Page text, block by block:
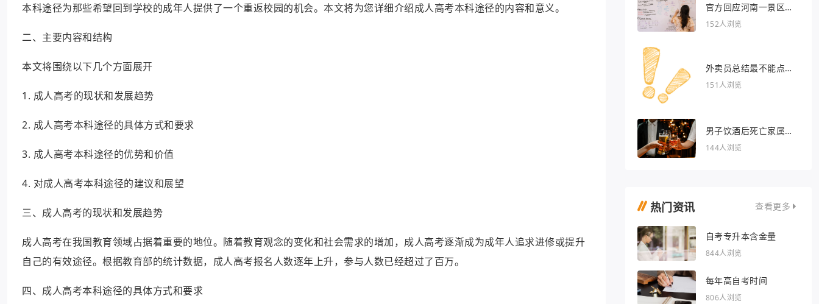
本科途径为那些希望回到学校的成年人提供了一个重返校园的机会。本文将为您详细介绍成人高考本科途径的内容和意义。
二、主要内容和结构
本文将围绕以下几个方面展开
1. 成人高考的现状和发展趋势
2. 成人高考本科途径的具体方式和要求
3. 成人高考本科途径的优势和价值
4. 对成人高考本科途径的建议和展望
三、成人高考的现状和发展趋势
成人高考在我国教育领域占据着重要的地位。随着教育观念的变化和社会需求的增加，成人高考逐渐成为成年人追求进修或提升
自己的有效途径。根据教育部的统计数据，成人高考报名人数逐年上升，参与人数已经超过了百万。
四、成人高考本科途径的具体方式和要求
官方回应河南一景区推
出虎景房
152人浏览
外卖员总结最不能点的
外卖
151人浏览
男子饮酒后死亡家属索
赔36万被驳回
144人浏览
热门资讯 查看更多
自考专升本含金量
844人浏览
每年高自考时间
806人浏览